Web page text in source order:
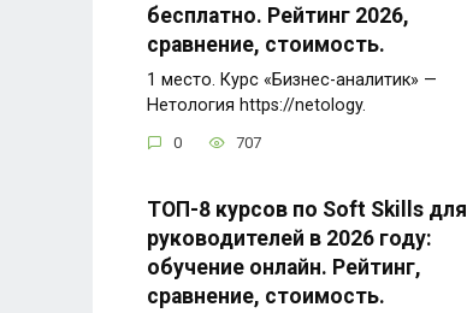
бесплатно. Рейтинг 2026,
сравнение, стоимость.
1 место. Курс «Бизнес-аналитик» —
Нетология https://netology.
0 707
ТОП-8 курсов по Soft Skills для
руководителей в 2026 году:
обучение онлайн. Рейтинг,
сравнение, стоимость.